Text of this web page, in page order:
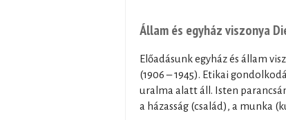
Állam és egyház viszonya
Előadásunk egyház és állam
(1906 – 1945). Etikai
uralma alatt áll. Isten
a házasság (család), a munka